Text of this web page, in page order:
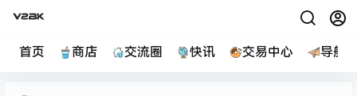
首页 商店 交流圈 快讯 交易中心 导航